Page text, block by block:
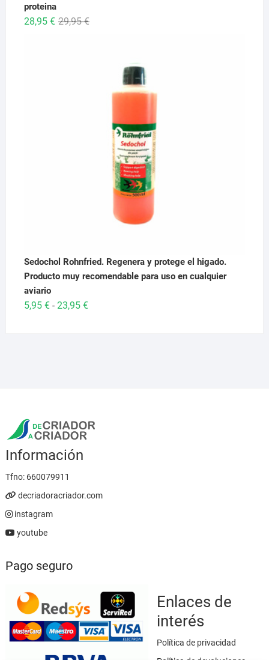
proteina
29,95€El
28,95 €
El
Sedochol Rohnfried. Regenera y protege el higado.
Producto muy recomendable para uso en cualquier
aviario
5,95 € - 23,95 €Rango
Información
Tfno: 660079911
decriadoracriador.com
instagram
youtube
Pago seguro
Enlaces de
interés
Política de privacidad